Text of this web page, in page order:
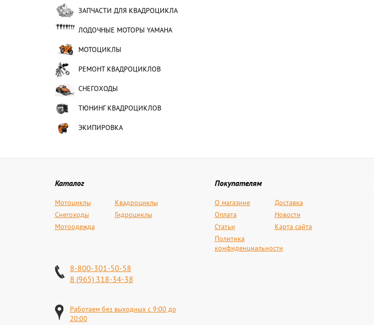
ЗАПЧАСТИ ДЛЯ КВАДРОЦИКЛА
ЛОДОЧНЫЕ МОТОРЫ YAMAHA
МОТОЦИКЛЫ
РЕМОНТ КВАДРОЦИКЛОВ
СНЕГОХОДЫ
ТЮНИНГ КВАДРОЦИКЛОВ
ЭКИПИРОВКА
Каталог
Мотоциклы
Квадроциклы
Снегоходы
Гидроциклы
Мотоодежда
Покупателям
О магазине
Доставка
Оплата
Новости
Статьи
Карта сайта
Политика
конфиденциальности
8-800-301-50-58
8 (965) 318-34-38
Работаем без выходных с 9:00 до
20:00